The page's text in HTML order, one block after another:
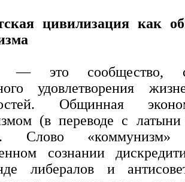
цивилизация как
— это сообщество,
удовлетворения
Общинная
(в переводе с
Слово
сознании
либералов и